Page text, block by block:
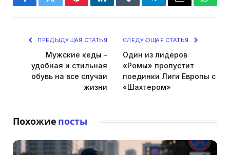
FacebookTwitterPinterestLinkedInTumblrTelegramEmail
ПРЕДЫДУЩАЯ СТАТЬЯ
Мужские кеды –
удобная и стильная
обувь на все случаи
жизни
СЛЕДУЮЩАЯ СТАТЬЯ
Один из лидеров
«Ромы» пропустит
поединки Лиги Европы с
«Шахтером»
Похожие посты